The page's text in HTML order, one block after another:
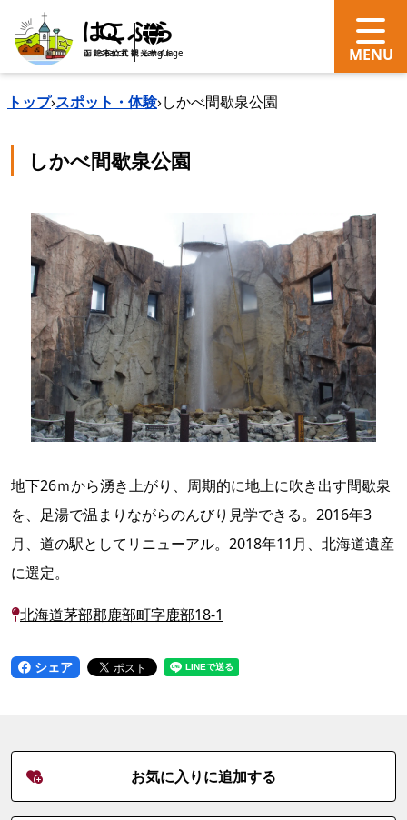
search Language
トップ›スポット・体験›しかべ間歇泉公園
しかべ間歇泉公園
地下26ｍから湧き上がり、周期的に地上に吹き出す間歇泉
を、足湯で温まりながらのんびり見学できる。2016年3
月、道の駅としてリニューアル。2018年11月、北海道遺産
に選定。
北海道茅部郡鹿部町字鹿部18-1
シェア
お気に入りに追加する